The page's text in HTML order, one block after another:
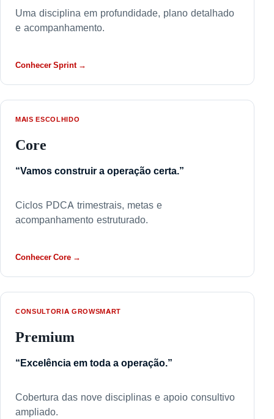
Uma disciplina em profundidade, plano detalhado
e acompanhamento.
Conhecer Sprint →
MAIS ESCOLHIDO
Core
“Vamos construir a operação certa.”
Ciclos PDCA trimestrais, metas e
acompanhamento estruturado.
Conhecer Core →
CONSULTORIA GROWSMART
Premium
“Excelência em toda a operação.”
Cobertura das nove disciplinas e apoio consultivo
ampliado.